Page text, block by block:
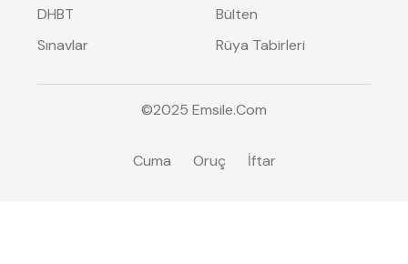
DHBT
Sınavlar
Bülten
Rüya Tabirleri
©2025 Emsile.Com
Cuma Oruç İftar